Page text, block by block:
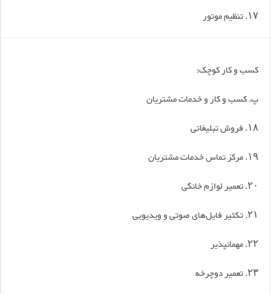
۱۷. تنظیم موتور
کسب و کار کوچک:
پ. کسب و کار و خدمات مشتریان
۱۸. فروش تبلیغاتی
۱۹. مرکز تماس خدمات مشتریان
۲۰. تعمیر لوازم خانگی
۲۱. تکثیر فایل‌های صوتی و ویدیویی
۲۲. مهمانپذیر
۲۳. تعمیر دوچرخه